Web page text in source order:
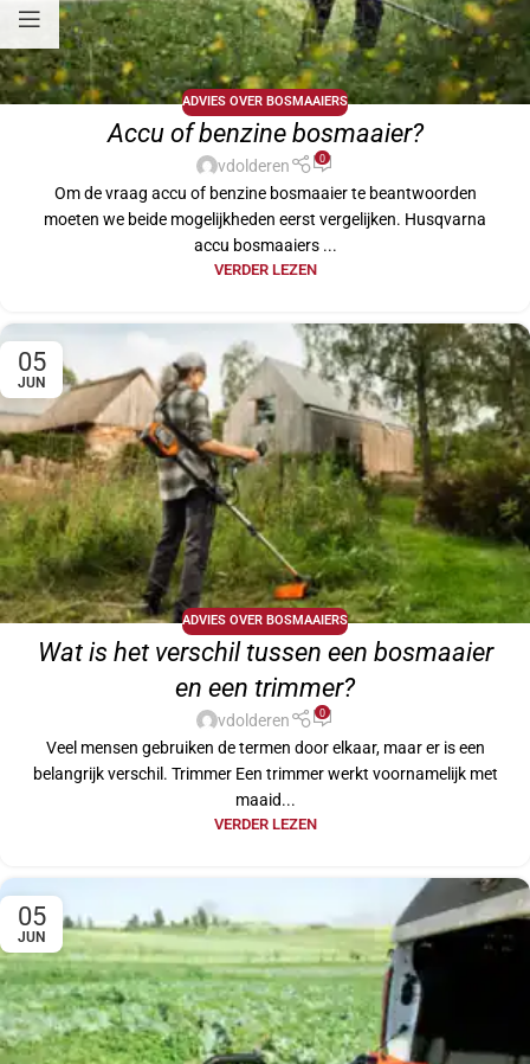
ADVIES OVER BOSMAAIERS
Accu of benzine bosmaaier?
vdolderen 0
Om de vraag accu of benzine bosmaaier te beantwoorden
moeten we beide mogelijkheden eerst vergelijken. Husqvarna
accu bosmaaiers ...
VERDER LEZEN
05
JUN
ADVIES OVER BOSMAAIERS
Wat is het verschil tussen een bosmaaier
en een trimmer?
vdolderen 0
Veel mensen gebruiken de termen door elkaar, maar er is een
belangrijk verschil. Trimmer Een trimmer werkt voornamelijk met
maaid...
VERDER LEZEN
05
JUN